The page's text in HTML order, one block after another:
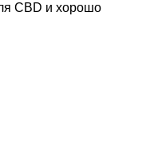
CBD и хорошо